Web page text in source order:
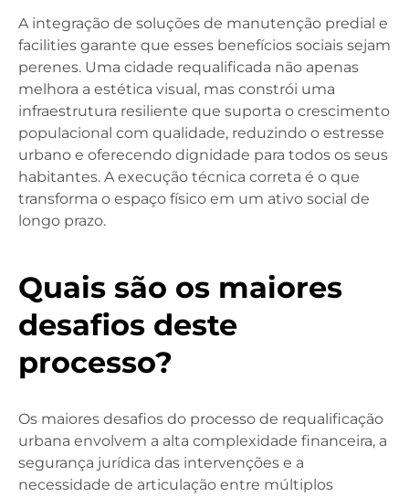
A integração de soluções de manutenção predial e
facilities garante que esses benefícios sociais sejam
perenes. Uma cidade requalificada não apenas
melhora a estética visual, mas constrói uma
infraestrutura resiliente que suporta o crescimento
populacional com qualidade, reduzindo o estresse
urbano e oferecendo dignidade para todos os seus
habitantes. A execução técnica correta é o que
transforma o espaço físico em um ativo social de
longo prazo.
Quais são os maiores
desafios deste
processo?
Os maiores desafios do processo de requalificação
urbana envolvem a alta complexidade financeira, a
segurança jurídica das intervenções e a
necessidade de articulação entre múltiplos